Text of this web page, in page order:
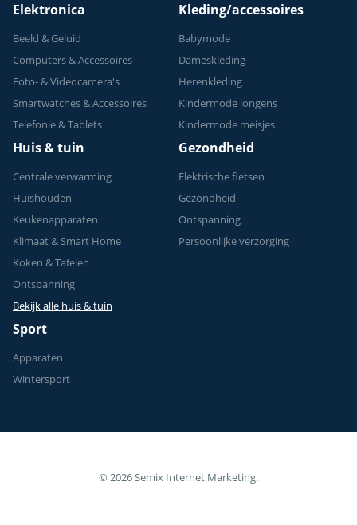
Elektronica
Beeld & Geluid
Computers & Accessoires
Foto- & Videocamera's
Smartwatches & Accessoires
Telefonie & Tablets
Kleding/accessoires
Babymode
Dameskleding
Herenkleding
Kindermode jongens
Kindermode meisjes
Huis & tuin
Centrale verwarming
Huishouden
Keukenapparaten
Klimaat & Smart Home
Koken & Tafelen
Ontspanning
Bekijk alle huis & tuin
Gezondheid
Elektrische fietsen
Gezondheid
Ontspanning
Persoonlijke verzorging
Sport
Apparaten
Wintersport
© 2026 Semix Internet Marketing.